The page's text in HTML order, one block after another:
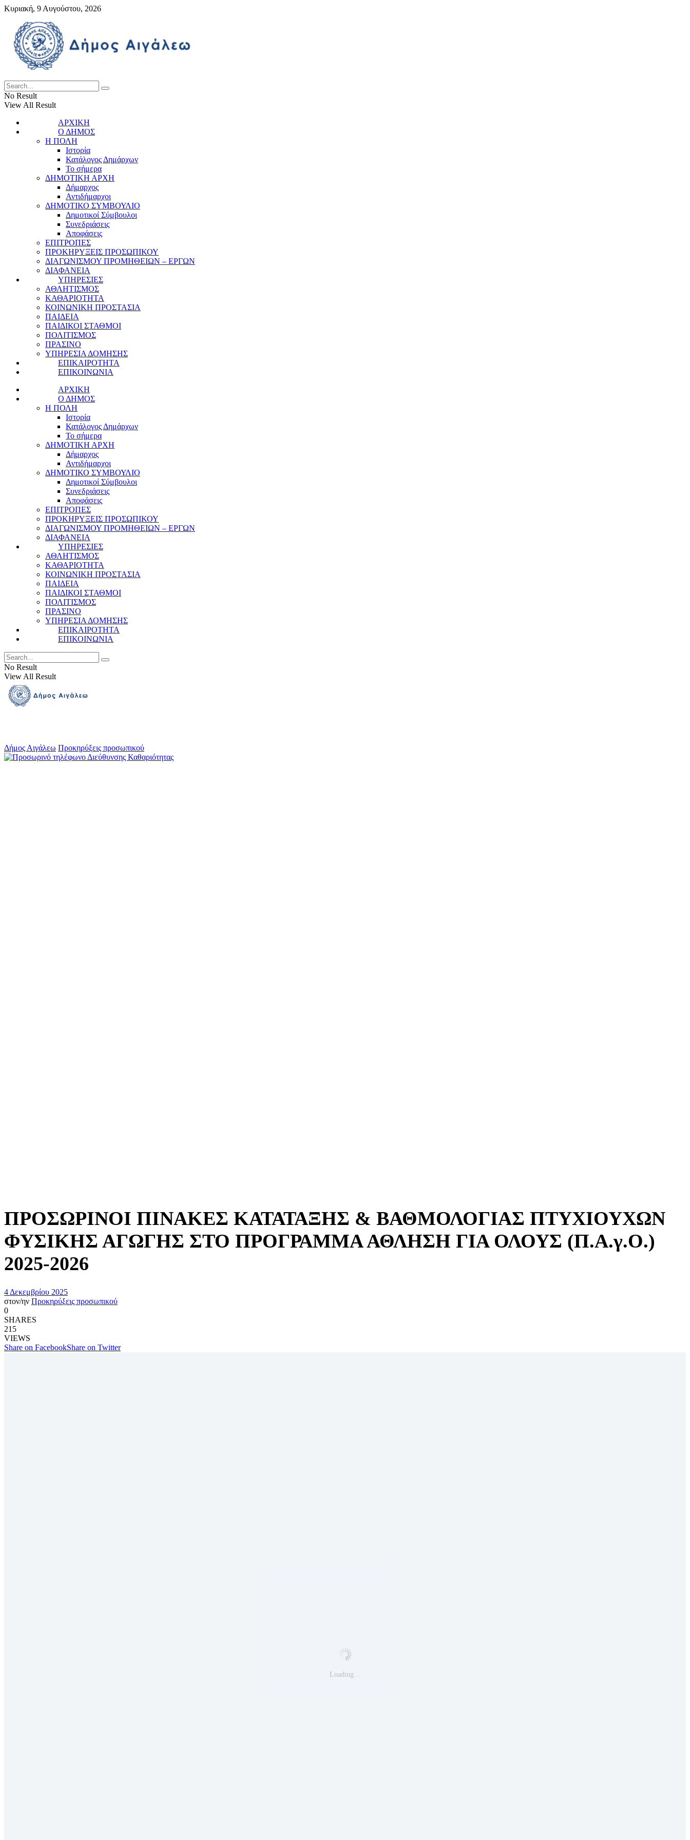
Κυριακή, 9 Αυγούστου, 2026
No Result
View All Result
ΑΡΧΙΚΗ
Ο ΔΗΜΟΣ
Η ΠΟΛΗ
Ιστορία
Κατάλογος Δημάρχων
Το σήμερα
ΔΗΜΟΤΙΚΗ ΑΡΧΗ
Δήμαρχος
Αντιδήμαρχοι
ΔΗΜΟΤΙΚΟ ΣΥΜΒΟΥΛΙΟ
Δημοτικοί Σύμβουλοι
Συνεδριάσεις
Αποφάσεις
ΕΠΙΤΡΟΠΕΣ
ΠΡΟΚΗΡΥΞΕΙΣ ΠΡΟΣΩΠΙΚΟΥ
ΔΙΑΓΩΝΙΣΜΟΥ ΠΡΟΜΗΘΕΙΩΝ – ΕΡΓΩΝ
ΔΙΑΦΑΝΕΙΑ
ΥΠΗΡΕΣΙΕΣ
ΑΘΛΗΤΙΣΜΟΣ
ΚΑΘΑΡΙΟΤΗΤΑ
ΚΟΙΝΩΝΙΚΗ ΠΡΟΣΤΑΣΙΑ
ΠΑΙΔΕΙΑ
ΠΑΙΔΙΚΟΙ ΣΤΑΘΜΟΙ
ΠΟΛΙΤΙΣΜΟΣ
ΠΡΑΣΙΝΟ
ΥΠΗΡΕΣΙΑ ΔΟΜΗΣΗΣ
ΕΠΙΚΑΙΡΟΤΗΤΑ
ΕΠΙΚΟΙΝΩΝΙΑ
ΑΡΧΙΚΗ
Ο ΔΗΜΟΣ
Η ΠΟΛΗ
Ιστορία
Κατάλογος Δημάρχων
Το σήμερα
ΔΗΜΟΤΙΚΗ ΑΡΧΗ
Δήμαρχος
Αντιδήμαρχοι
ΔΗΜΟΤΙΚΟ ΣΥΜΒΟΥΛΙΟ
Δημοτικοί Σύμβουλοι
Συνεδριάσεις
Αποφάσεις
ΕΠΙΤΡΟΠΕΣ
ΠΡΟΚΗΡΥΞΕΙΣ ΠΡΟΣΩΠΙΚΟΥ
ΔΙΑΓΩΝΙΣΜΟΥ ΠΡΟΜΗΘΕΙΩΝ – ΕΡΓΩΝ
ΔΙΑΦΑΝΕΙΑ
ΥΠΗΡΕΣΙΕΣ
ΑΘΛΗΤΙΣΜΟΣ
ΚΑΘΑΡΙΟΤΗΤΑ
ΚΟΙΝΩΝΙΚΗ ΠΡΟΣΤΑΣΙΑ
ΠΑΙΔΕΙΑ
ΠΑΙΔΙΚΟΙ ΣΤΑΘΜΟΙ
ΠΟΛΙΤΙΣΜΟΣ
ΠΡΑΣΙΝΟ
ΥΠΗΡΕΣΙΑ ΔΟΜΗΣΗΣ
ΕΠΙΚΑΙΡΟΤΗΤΑ
ΕΠΙΚΟΙΝΩΝΙΑ
No Result
View All Result
Δήμος Αιγάλεω Προκηρύξεις προσωπικού
ΠΡΟΣΩΡΙΝΟΙ ΠΙΝΑΚΕΣ ΚΑΤΑΤΑΞΗΣ & ΒΑΘΜΟΛΟΓΙΑΣ ΠΤΥΧΙΟΥΧΩΝ
ΦΥΣΙΚΗΣ ΑΓΩΓΗΣ ΣΤΟ ΠΡΟΓΡΑΜΜΑ ΑΘΛΗΣΗ ΓΙΑ ΟΛΟΥΣ (Π.Α.γ.Ο.)
2025-2026
4 Δεκεμβρίου 2025
στον/ην Προκηρύξεις προσωπικού
0
SHARES
215
VIEWS
Share on FacebookShare on Twitter
Loading…